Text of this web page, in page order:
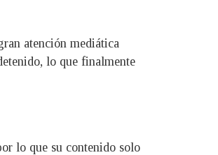
atención mediática
lo que finalmente
lo que su contenido solo